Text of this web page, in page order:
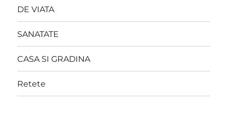
DE VIATA
SANATATE
CASA SI GRADINA
Retete